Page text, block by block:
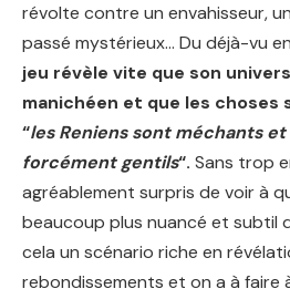
révolte contre un envahisseur,
passé mystérieux… Du déjà-vu
jeu révèle vite que son
manichéen et que les choses
“les Reniens sont méchants
forcément gentils“. Sans trop
agréablement surpris de voir à
beaucoup plus nuancé et subtil
cela un scénario riche en
rebondissements et on a à faire